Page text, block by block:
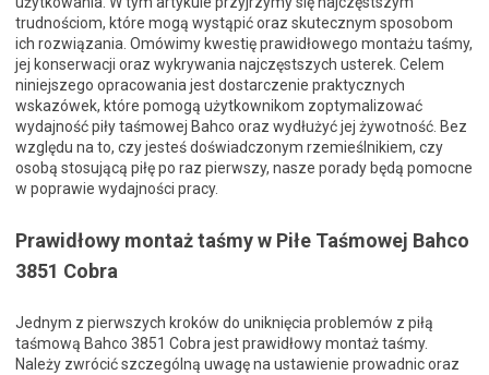
trudnościom, które mogą wystąpić oraz skutecznym sposobom
ich rozwiązania. Omówimy kwestię prawidłowego montażu taśmy,
jej konserwacji oraz wykrywania najczęstszych usterek. Celem
niniejszego opracowania jest dostarczenie praktycznych
wskazówek, które pomogą użytkownikom zoptymalizować
wydajność piły taśmowej Bahco oraz wydłużyć jej żywotność. Bez
względu na to, czy jesteś doświadczonym rzemieślnikiem, czy
osobą stosującą piłę po raz pierwszy, nasze porady będą pomocne
w poprawie wydajności pracy.
Prawidłowy montaż taśmy w Piłe Taśmowej Bahco
3851 Cobra
Jednym z pierwszych kroków do uniknięcia problemów z piłą
taśmową Bahco 3851 Cobra jest prawidłowy montaż taśmy.
Należy zwrócić szczególną uwagę na ustawienie prowadnic oraz